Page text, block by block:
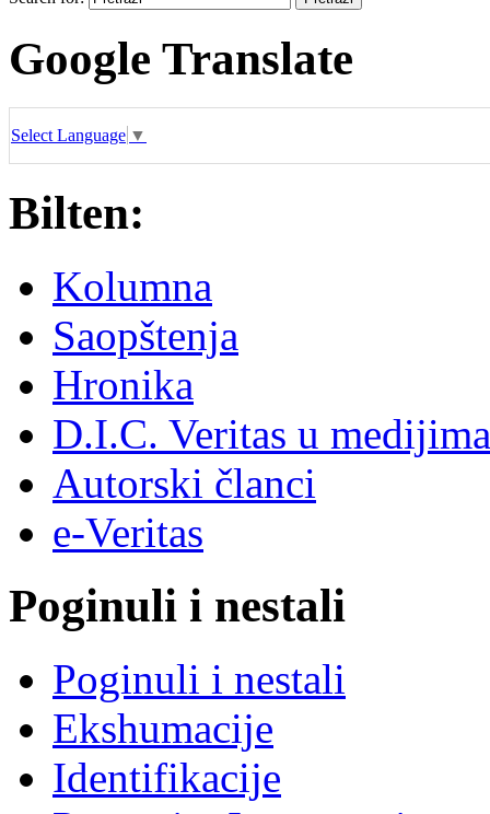
Google Translate
Select Language ▼
Bilten:
Kolumna
Saopštenja
Hronika
D.I.C. Veritas u medijima
Autorski članci
e-Veritas
Poginuli i nestali
Poginuli i nestali
Ekshumacije
Identifikacije